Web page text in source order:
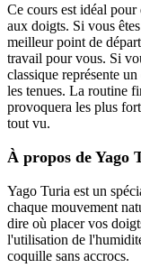
Ce cours est idéal
aux doigts. Si vous
meilleur point de
travail pour vous. Si
classique représente
les tenues. La routine
provoquera les plus
tout vu.
À propos de Yago
Yago Turia est un
chaque mouvement
dire où placer vos
l'utilisation de
coquille sans accrocs.